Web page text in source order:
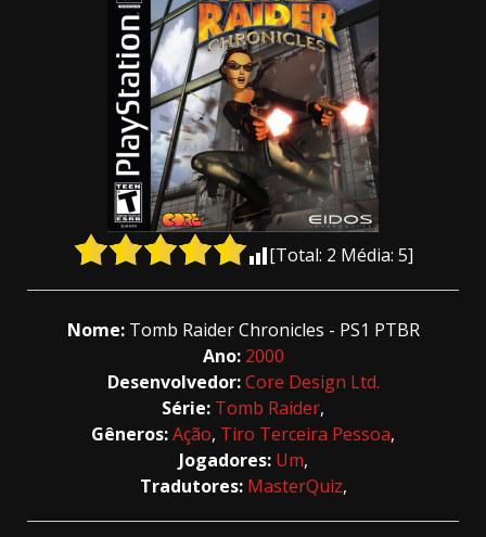
[Total: 2 Média: 5]
Nome: Tomb Raider Chronicles - PS1 PTBR
Ano: 2000
Desenvolvedor:Core Design Ltd.
Série: Tomb Raider,
Gêneros:Ação, Tiro Terceira Pessoa,
Jogadores: Um,
Tradutores: MasterQuiz,